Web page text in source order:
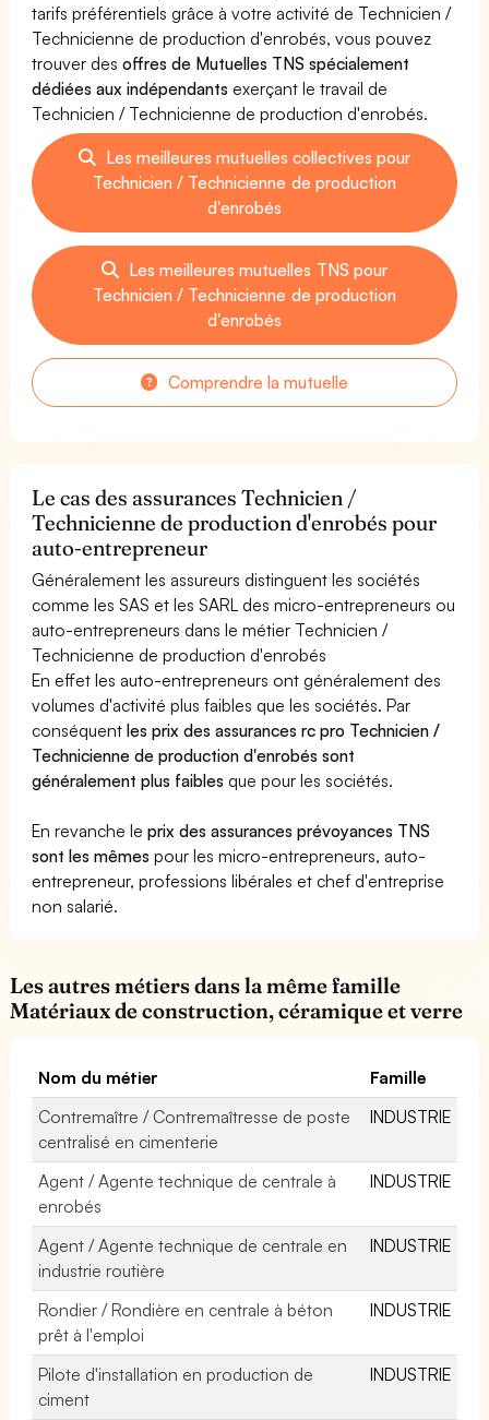
tarifs préférentiels grâce à votre activité de Technicien /
Technicienne de production d'enrobés, vous pouvez
trouver desoffres de Mutuelles TNS spécialement
dédiées aux indépendants exerçant le travail de
Technicien / Technicienne de production d'enrobés.
Les meilleures mutuelles collectives pour
Technicien / Technicienne de production
d'enrobés
Les meilleures mutuelles TNS pour
Technicien / Technicienne de production
d'enrobés
Comprendre la mutuelle
Le cas des assurances Technicien /
Technicienne de production d'enrobés pour
auto-entrepreneur
Généralement les assureurs distinguent les sociétés
comme les SAS et les SARL des micro-entrepreneurs ou
auto-entrepreneurs dans le métier Technicien /
Technicienne de production d'enrobés
En effet les auto-entrepreneurs ont généralement des
volumes d'activité plus faibles que les sociétés. Par
conséquentles prix des assurances rc pro Technicien /
Technicienne de production d'enrobés sont
généralement plus faibles que pour les sociétés.
En revanche leprix des assurances prévoyances TNS
sont les mêmes pour les micro-entrepreneurs, auto-
entrepreneur, professions libérales et chef d'entreprise
non salarié.
Les autres métiers dans la même famille
Matériaux de construction, céramique et verre
Nom du métier
Famille
Contremaître / Contremaîtresse de poste
centralisé en cimenterie
INDUSTRIE
Agent / Agente technique de centrale à
enrobés
INDUSTRIE
Agent / Agente technique de centrale en
industrie routière
INDUSTRIE
Rondier / Rondière en centrale à béton
prêt à l'emploi
INDUSTRIE
Pilote d'installation en production de
ciment
INDUSTRIE